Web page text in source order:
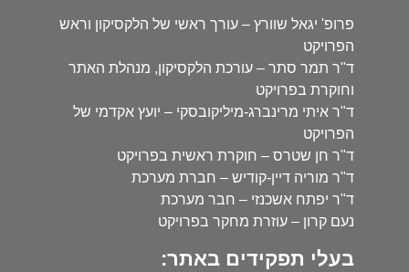
פרופ' יגאל שוורץ – עורך ראשי של הלקסיקון וראש
הפרויקט
ד"ר תמר סתר – עורכת הלקסיקון, מנהלת האתר
וחוקרת בפרויקט
ד"ר איתי מרינברג-מיליקובסקי – יועץ אקדמי של
הפרויקט
ד"ר חן שטרס – חוקרת ראשית בפרויקט
ד"ר מוריה דיין-קודיש – חברת מערכת
ד"ר יפתח אשכנזי – חבר מערכת
נעם קרון – עוזרת מחקר בפרויקט
בעלי תפקידים באתר: